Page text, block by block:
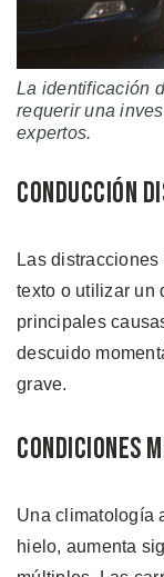
La identificación
requerir una
expertos.
Conducción
Las
texto o utilizar un
principales
descuido
grave.
Condiciones
Una climatología
hielo, aumenta